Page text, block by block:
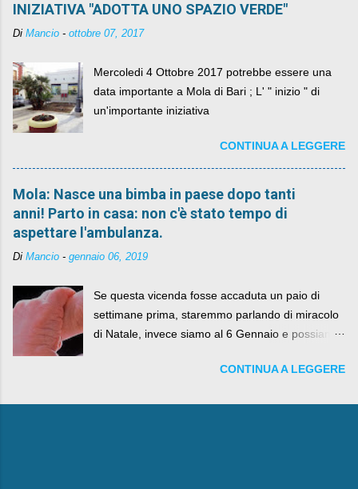
INIZIATIVA "ADOTTA UNO SPAZIO VERDE"
Di Mancio - ottobre 07, 2017
Mercoledi 4 Ottobre 2017 potrebbe essere una
data importante a Mola di Bari ; L' " inizio " di
un'importante iniziativa
CONTINUA A LEGGERE
Mola: Nasce una bimba in paese dopo tanti
anni! Parto in casa: non c'è stato tempo di
aspettare l'ambulanza.
Di Mancio - gennaio 06, 2019
Se questa vicenda fosse accaduta un paio di
settimane prima, staremmo parlando di miracolo
di Natale, invece siamo al 6 Gennaio e possiamo
e la Befana, visto il lieto epilogo della vicenda.
CONTINUA A LEGGERE